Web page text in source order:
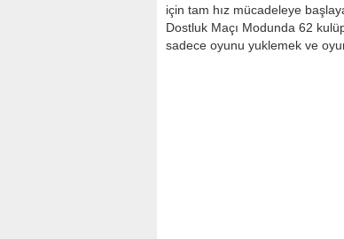
için tam hız mücadeleye
Dostluk Maçı Modunda 62
sadece oyunu yuklemek ve